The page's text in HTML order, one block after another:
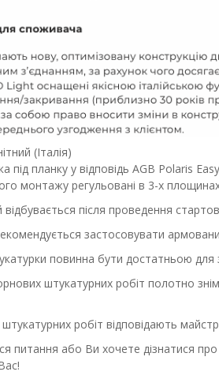
(Італія)
під планку у відповідь AGB Polaris
монтажу регульовані в 3-х
після проведення
застосовувати
повинна бути достатньою для
штукатурних робіт полотно
робіт відповідають
питання або Ви хочете дізнатися